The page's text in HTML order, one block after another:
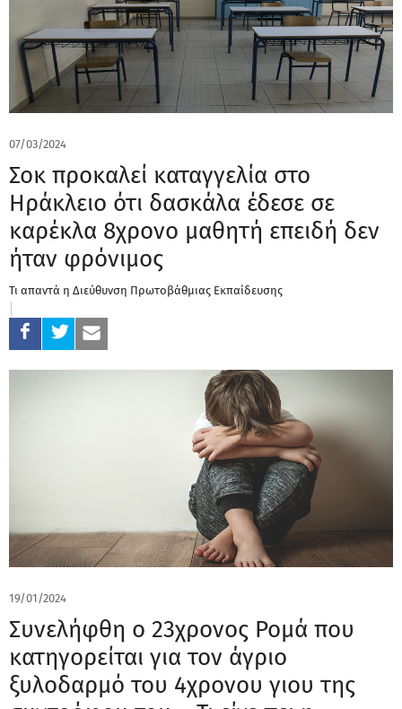
07/03/2024
Σοκ προκαλεί καταγγελία στο
Ηράκλειο ότι δασκάλα έδεσε σε
καρέκλα 8χρονο μαθητή επειδή δεν
ήταν φρόνιμος
Τι απαντά η Διεύθυνση Πρωτοβάθμιας Εκπαίδευσης
19/01/2024
Συνελήφθη ο 23χρονος Ρομά που
κατηγορείται για τον άγριο
ξυλοδαρμό του 4χρονου γιου της